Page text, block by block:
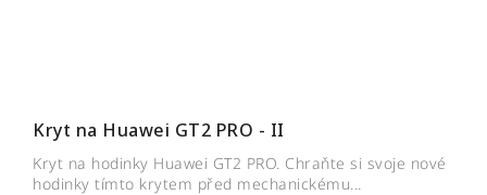
Kryt na Huawei GT2 PRO - II
Kryt na hodinky Huawei GT2 PRO. Chraňte si svoje nové
hodinky tímto krytem před mechanickému...